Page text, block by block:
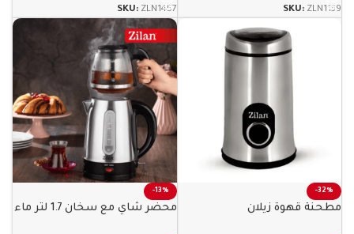
SKU: ZLN1139
SKU: ZLN1457
-32%
مطحنة قهوة زيلان
-13%
محضر شاي مع سخان 1.7 لتر ماء